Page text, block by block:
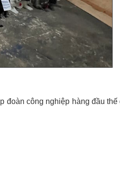
đoàn công nghiệp hàng đầu